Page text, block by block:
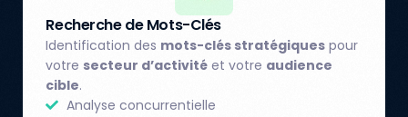
Recherche de Mots-Clés
Identification des mots-clés stratégiques pour
votre secteur d’activité et votre audience
cible.
Analyse concurrentielle